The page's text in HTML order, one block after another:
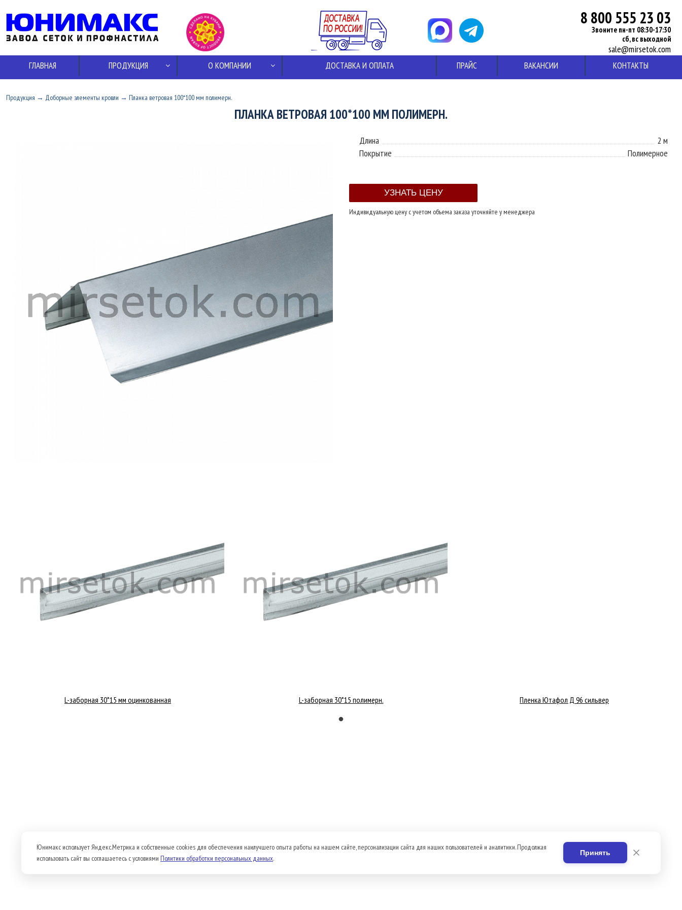
8 800 555 23 03
Звоните пн-пт 08:30-17:30
сб, вс выходной
sale@mirsetok.com
ГЛАВНАЯ ПРОДУКЦИЯ О КОМПАНИИ ДОСТАВКА И ОПЛАТА ПРАЙС ВАКАНСИИ КОНТАКТЫ
Продукция → Доборные элементы кровли → Планка ветровая 100*100 мм полимерн.
ПЛАНКА ВЕТРОВАЯ 100*100 ММ ПОЛИМЕРН.
Длина
2 м
Покрытие
Полимерное
Индивидуальную цену с учетом объема заказа уточняйте у менеджера
L-заборная 30*15 мм оцинкованная L-заборная 30*15 полимерн. Пленка Ютафол Д 96 сильвер
Юнимакс использует Яндекс.Метрика и собственные cookies для обеспечения наилучшего опыта работы на нашем сайте, персонализации сайта для наших пользователей и аналитики. Продолжая
использовать сайт вы соглашаетесь с условиями Политики обработки персональных данных.
Принять